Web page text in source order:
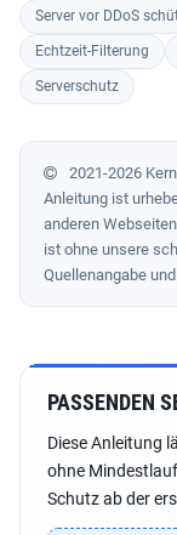
Server vor DDoS
Echtzeit-Filterung
Serverschutz
2021-2026
Anleitung ist
anderen
ist ohne unsere
Quellenangabe
PASSENDEN
Diese Anleitung
ohne
Schutz ab der